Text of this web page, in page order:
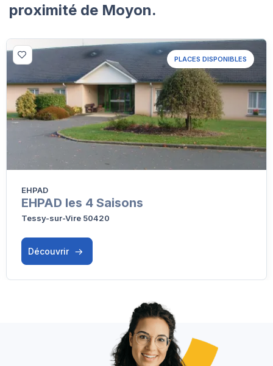
proximité de Moyon.
PLACES DISPONIBLES
EHPAD
EHPAD les 4 Saisons
Tessy-sur-Vire 50420
Découvrir